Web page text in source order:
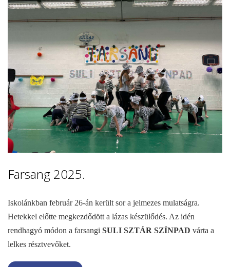
Farsang 2025.
Iskolánkban február 26-án került sor a jelmezes mulatságra.
Hetekkel előtte megkezdődött a lázas készülődés. Az idén
rendhagyó módon a farsangi SULI SZTÁR SZÍNPAD várta a
lelkes résztvevőket.